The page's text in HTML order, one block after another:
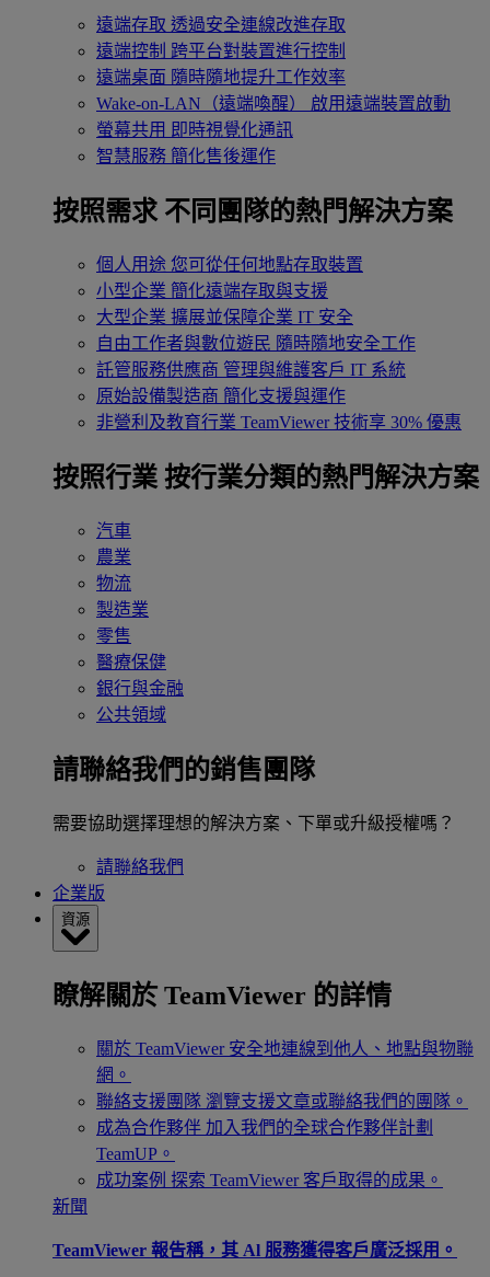
遠端存取 透過安全連線改進存取
遠端控制 跨平台對裝置進行控制
遠端桌面 隨時隨地提升工作效率
Wake-on-LAN（遠端喚醒）
啟用遠端裝置啟動
螢幕共用 即時視覺化通訊
智慧服務 簡化售後運作
按照需求 不同團隊的熱門解決方案
個人用途 您可從任何地點存取裝置
小型企業 簡化遠端存取與支援
大型企業 擴展並保障企業 IT 安全
自由工作者與數位遊民 隨時隨地安全工作
託管服務供應商 管理與維護客戶 IT 系統
原始設備製造商 簡化支援與運作
非營利及教育行業 TeamViewer 技術享 30% 優惠
按照行業 按行業分類的熱門解決方案
汽車
農業
物流
製造業
零售
醫療保健
銀行與金融
公共領域
請聯絡我們的銷售團隊
需要協助選擇理想的解決方案、下單或升級授權嗎？
請聯絡我們
企業版
資源
瞭解關於 TeamViewer 的詳情
關於 TeamViewer 安全地連線到他人、地點與物聯
網。
聯絡支援團隊 瀏覽支援文章或聯絡我們的團隊。
成為合作夥伴 加入我們的全球合作夥伴計劃
TeamUP。
成功案例 探索 TeamViewer 客戶取得的成果。
新聞
TeamViewer 報告稱，其 Al 服務獲得客戶廣泛採用。